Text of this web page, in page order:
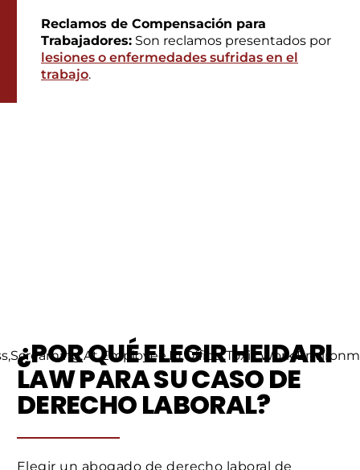
Reclamos de Compensación para
Trabajadores: Son reclamos presentados por
lesiones o enfermedades sufridas en el
trabajo.
¿POR QUÉ ELEGIR HEIDARI
LAW PARA SU CASO DE
DERECHO LABORAL?
Elegir un abogado de derecho laboral de